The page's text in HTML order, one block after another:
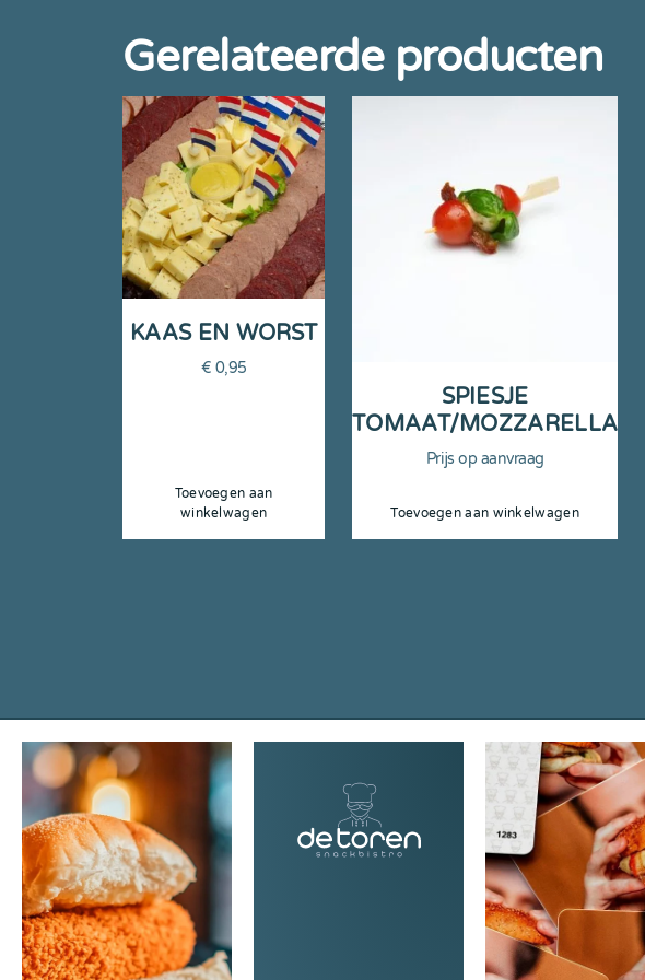
Gerelateerde producten
KAAS EN WORST
€ 0,95
Toevoegen aan
winkelwagen
SPIESJE
TOMAAT/MOZZARELLA
Prijs op aanvraag
Toevoegen aan winkelwagen